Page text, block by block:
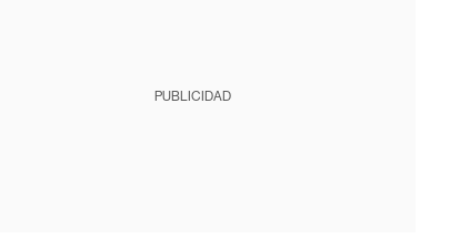
PUBLICIDAD